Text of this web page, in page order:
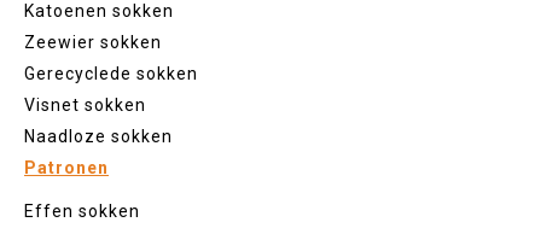
Katoenen sokken
Zeewier sokken
Gerecyclede sokken
Visnet sokken
Naadloze sokken
Patronen
Effen sokken